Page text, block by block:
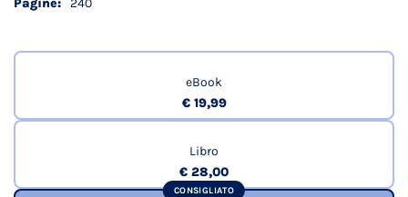
240
eBook
€ 19,99
Libro
€ 28,00
CONSIGLIATO